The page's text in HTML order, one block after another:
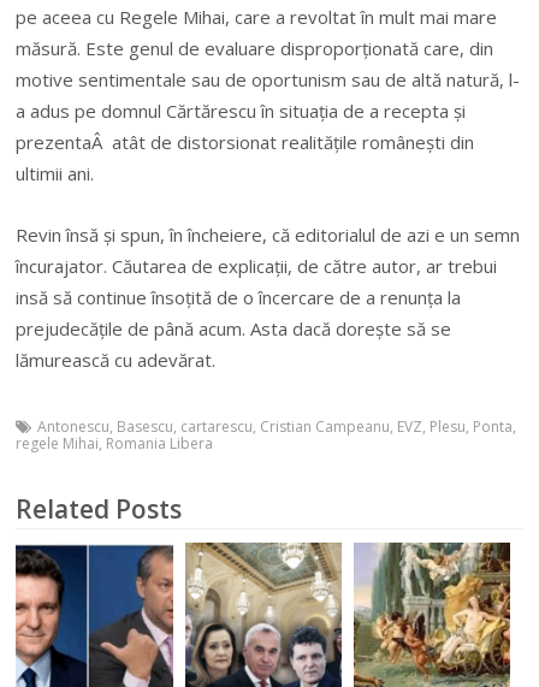
pe aceea cu Regele Mihai, care a revoltat în mult mai mare
măsură. Este genul de evaluare disproporționată care, din
motive sentimentale sau de oportunism sau de altă natură, l-
a adus pe domnul Cărtărescu în situația de a recepta și
prezentaÂ atât de distorsionat realitățile românești din
ultimii ani.
Revin însă și spun, în încheiere, că editorialul de azi e un semn
încurajator. Căutarea de explicații, de către autor, ar trebui
insă să continue însoțită de o încercare de a renunța la
prejudecățile de până acum. Asta dacă dorește să se
lămurească cu adevărat.
Antonescu, Basescu, cartarescu, Cristian Campeanu, EVZ, Plesu, Ponta,
regele Mihai, Romania Libera
Related Posts